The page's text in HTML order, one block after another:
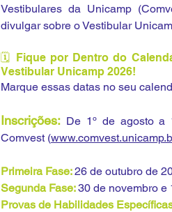
Vestibulares da Unicamp
divulgar sobre o Vestibular
🗓️ Fique por Dentro do
Vestibular Unicamp 2026!
Marque essas datas no seu
Inscrições: De 1º de agosto a
Comvest (
Primeira Fase: 26 de outubro de
Segunda Fase: 30 de novembro e
Provas de Habilidades